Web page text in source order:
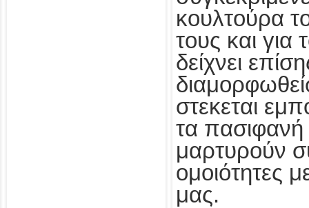
κουλτούρα
τους και
δείχνει
στεκεται
τα πασιφανή
μαρτυρούν
ομοιότητες
μας.